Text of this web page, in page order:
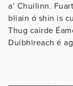
a’ Chuilinn.
bliain ó shin is
Thug cairde
Duibhireach é